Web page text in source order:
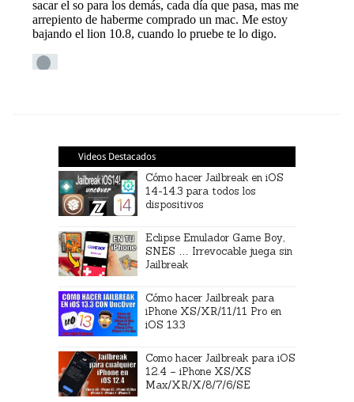
Videos Destacados
Cómo hacer Jailbreak en iOS
14-14.3 para todos los
dispositivos
Eclipse Emulador Game Boy,
SNES … Irrevocable juega sin
Jailbreak
Cómo hacer Jailbreak para
iPhone XS/XR/11/11 Pro en
iOS 13.3
Como hacer Jailbreak para iOS
12.4 – iPhone XS/XS
Max/XR/X/8/7/6/SE